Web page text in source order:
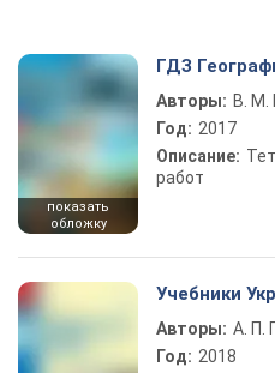
показать
обложку
ГДЗ
Авторы: В. М.
Год: 2017
Описание:
работ
Учебники
Авторы: А. П.
Год: 2018